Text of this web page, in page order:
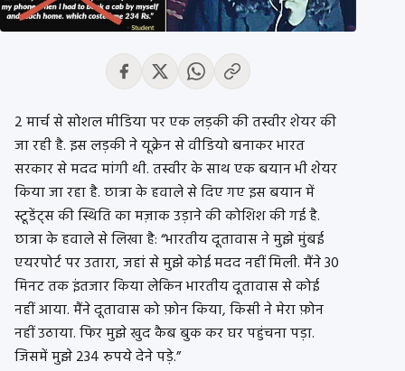
2 मार्च से सोशल मीडिया पर एक लड़की की तस्वीर शेयर की
जा रही है. इस लड़की ने यूक्रेन से वीडियो बनाकर भारत
सरकार से मदद मांगी थी. तस्वीर के साथ एक बयान भी शेयर
किया जा रहा है. छात्रा के हवाले से दिए गए इस बयान में
स्टूडेंट्स की स्थिति का मज़ाक उड़ाने की कोशिश की गई है.
छात्रा के हवाले से लिखा है: “भारतीय दूतावास ने मुझे मुंबई
एयरपोर्ट पर उतारा, जहां से मुझे कोई मदद नहीं मिली. मैंने 30
मिनट तक इंतजार किया लेकिन भारतीय दूतावास से कोई
नहीं आया. मैंने दूतावास को फ़ोन किया, किसी ने मेरा फ़ोन
नहीं उठाया. फिर मुझे खुद कैब बुक कर घर पहुंचना पड़ा.
जिसमें मुझे 234 रुपये देने पड़े.”